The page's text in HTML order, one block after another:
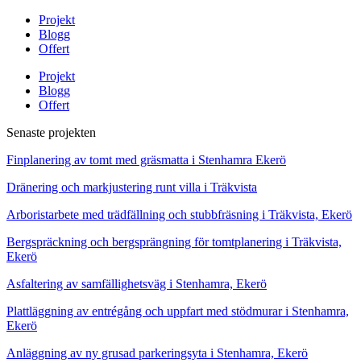
Projekt
Blogg
Offert
Projekt
Blogg
Offert
Senaste projekten
Finplanering av tomt med gräsmatta i Stenhamra Ekerö
Dränering och markjustering runt villa i Träkvista
Arboristarbete med trädfällning och stubbfräsning i Träkvista, Ekerö
Bergspräckning och bergsprängning för tomtplanering i Träkvista,
Ekerö
Asfaltering av samfällighetsväg i Stenhamra, Ekerö
Plattläggning av entrégång och uppfart med stödmurar i Stenhamra,
Ekerö
Anläggning av ny grusad parkeringsyta i Stenhamra, Ekerö